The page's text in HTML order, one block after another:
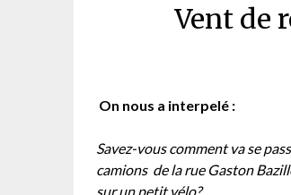
Vent de
On nous a interpelé :
Savez-vous comment va se
camions de la rue Gaston
sur un petit vélo?